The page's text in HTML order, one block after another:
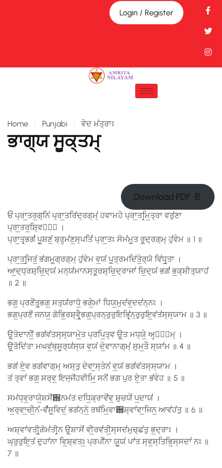
Login / Register
Home Punjabi ਵੇਦ ਮਂਤ੍ਰਾਃ
ਭਾਗ੍ਯ ਸੂਕ੍ਤਮ੍
Download PDF 📄
ਓਂ ਪ੍ਰਾ॒ਤਰ॒ਗ੍ਨਿਂ ਪ੍ਰਾ॒ਤਰਿਂਦ੍ਰਗ੍​ਮ੍॑ ਹਵਾਮਹੇ ਪ੍ਰਾ॒ਤਰ੍ਮਿ॒ਤ੍ਰਾ ਵਰੁ॑ਣਾ
ਪ੍ਰਾ॒ਤਰ॒ਸ਼੍ਵਿਨਾ᳚ ।
ਪ੍ਰਾ॒ਤਰ੍ਭਗਂ॑ ਪੂ॒ਸ਼ਣਂ॒ ਬ੍ਰਹ੍ਮ॑ਣ॒ਸ੍ਪਤਿਂ॑ ਪ੍ਰਾ॒ਤਃ ਸੋਮ॑ਮੁ॒ਤ ਰੁ॒ਦ੍ਰਗ੍​ਮ੍ ਹੁ॑ਵੇਮ ॥ 1 ॥
ਪ੍ਰਾ॒ਤ॒ਰ੍ਜਿਤਂ॒ ਭ॑ਗਮੁ॒ਗ੍ਰਗ੍​ਮ੍ ਹੁ॑ਵੇਮ ਵ॒ਯਂ ਪੁ॒ਤ੍ਰਮਦਿ॑ਤੇ॒ਰ੍ਯੋ ਵਿ॑ਧ॒ਰ੍ਤਾ ।
ਆ॒ਦ੍ਧ੍ਰਸ਼੍ਚਿ॒ਦ੍ਯਂ ਮਨ੍ਯ॑ਮਾਨਸ੍ਤੁ॒ਰਸ਼੍ਚਿ॒ਦ੍ਰਾਜਾ॑ ਚਿ॒ਦ੍ਯਂ ਭਗਂ॑ ਭ॒ਕ੍ਸ਼ੀਤ੍ਯਾਹ॑
॥ 2 ॥
ਭਗ॒ ਪ੍ਰਣੇ॑ਤ॒ਰ੍ਭਗ॒ ਸਤ੍ਯ॑ਰਾਧੋ॒ ਭਗੇ॒ਮਾਂ ਧਿਯ॒ਮੁਦ॑ਵ॒ਦਦ॑ਨ੍ਨਃ ।
ਭਗ॒ਪ੍ਰਣੋ॑ ਜਨਯ॒ ਗੋਭਿ॒ਰਸ਼੍ਵੈ॒ਰ੍ਭਗ॒ਪ੍ਰਨ੍ਰੁਰੁਇਭਿ॑ਰ੍ਨ੍ਰੁਰੁਇ॒ਵਂਤ॑ਸ੍ਸ੍ਯਾਮ ॥ 3 ॥
ਉ॒ਤੇਦਾਨੀਂ॒ ਭਗ॑ਵਂਤਸ੍ਸ੍ਯਾਮੋ॒ਤ ਪ੍ਰਪਿ॒ਤ੍ਵ ਉ॒ਤ ਮਧ੍ਯੇ॒ ਅਹ੍ਨਾ᳚ਮ੍ ।
ਉ॒ਤੋਦਿ॑ਤਾ ਮਘਵਂ॒ਥ੍​ਸੂਰ੍ਯ॑ਸ੍ਯ ਵ॒ਯਂ ਦੇ॒ਵਾਨਾਗ੍​ਮ੍॑ ਸੁਮ॒ਤੌ ਸ੍ਯਾ॑ਮ ॥ 4 ॥
ਭਗ॑ ਏ॒ਵ ਭਗ॑ਵਾਗ੍​ਮ੍ ਅਸ੍ਤੁ ਦੇਵਾ॒ਸ੍ਤੇਨ॑ ਵ॒ਯਂ ਭਗ॑ਵਂਤਸ੍ਸ੍ਯਾਮ ।
ਤਂ ਤ੍ਵਾ॑ ਭਗ॒ ਸਰ੍ਵ॒ ਇਜ੍ਜੋ॑ਹਵੀਮਿ॒ ਸਨੋ॑ ਭਗ ਪੁਰ ਏ॒ਤਾ ਭ॑ਵੇਹ ॥ 5 ॥
ਸਮ॑ਧ੍ਵ॒ਰਾਯੋ॒ਸ਼ਸੋ॑਽ਨਮਂਤ ਦਧਿ॒ਕ੍ਰਾਵੇ॑ਵ॒ ਸ਼ੁਚਯੇ॑ ਪ॒ਦਾਯ॑ ।
ਅ॒ਰ੍ਵਾ॒ਚੀ॒ਨਂ-ਵਁ॑ਸੁ॒ਵਿਦਂ॒ ਭਗ॑ਨ੍ਨੋ॒ ਰਥ॑ਮਿ॒ਵਾ਽ਸ਼੍ਵਾ॑ਵਾ॒ਜਿਨ॒ ਆਵ॑ਹਂਤੁ ॥ 6 ॥
ਅਸ਼੍ਵਾ॑ਵਤੀ॒ਰ੍ਗੋਮ॑ਤੀਰ੍ਨ ਉ॒ਸ਼ਾਸੋ॑ ਵੀ॒ਰਵ॑ਤੀ॒ਸ੍ਸਦ॑ਮੁਚ੍ਛਂਤੁ ਭ॒ਦ੍ਰਾਃ ।
ਘ੍ਰੁਰੁਇ॒ਤਂ ਦੁਹਾ॑ਨਾ ਵਿ॒ਸ਼੍ਵਤਃ॒ ਪ੍ਰਪੀ॑ਨਾ ਯੂ॒ਯਂ ਪਾ॑ਤ ਸ੍ਵ॒ਸ੍ਤਿਭਿ॒ਸ੍ਸਦਾ॑ ਨਃ ॥
7 ॥